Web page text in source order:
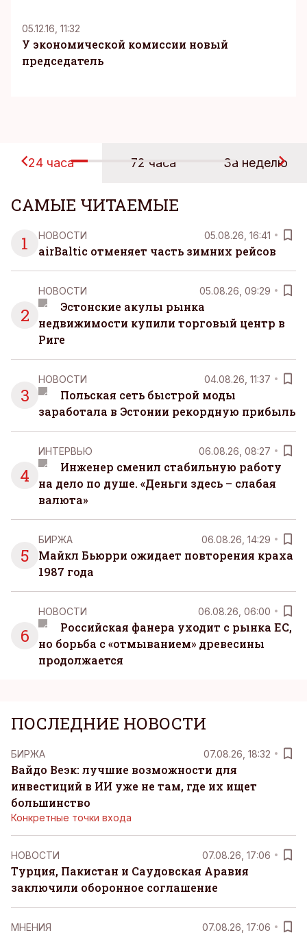
05.12.16, 11:32
У экономической комиссии новый
председатель
24 часа 72 часа За неделю
САМЫЕ ЧИТАЕМЫЕ
1
НОВОСТИ 05.08.26, 16:41
airBaltic отменяет часть зимних рейсов
2
НОВОСТИ 05.08.26, 09:29
Эстонские акулы рынка
недвижимости купили торговый центр в
Риге
3
НОВОСТИ 04.08.26, 11:37
Польская сеть быстрой моды
заработала в Эстонии рекордную прибыль
4
ИНТЕРВЬЮ 06.08.26, 08:27
Инженер сменил стабильную работу
на дело по душе. «Деньги здесь – слабая
валюта»
5
БИРЖА 06.08.26, 14:29
Майкл Бьюрри ожидает повторения краха
1987 года
6
НОВОСТИ 06.08.26, 06:00
Российская фанера уходит с рынка ЕС,
но борьба с «отмыванием» древесины
продолжается
ПОСЛЕДНИЕ НОВОСТИ
БИРЖА 07.08.26, 18:32
Вайдо Веэк: лучшие возможности для
инвестиций в ИИ уже не там, где их ищет
большинство
Конкретные точки входа
НОВОСТИ 07.08.26, 17:06
Турция, Пакистан и Саудовская Аравия
заключили оборонное соглашение
MНЕНИЯ 07.08.26, 17:06